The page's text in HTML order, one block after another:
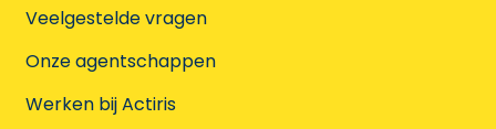
Veelgestelde vragen
Onze agentschappen
Werken bij Actiris